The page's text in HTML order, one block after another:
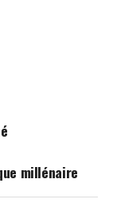
millénaire